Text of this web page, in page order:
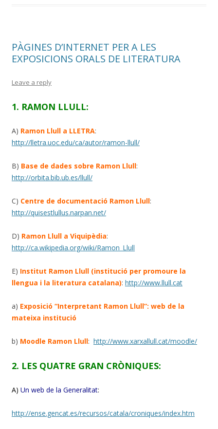
PÀGINES D’INTERNET PER A LES
EXPOSICIONS ORALS DE LITERATURA
Leave a reply
1. RAMON LLULL:
A) Ramon Llull a LLETRA:
http://lletra.uoc.edu/ca/autor/ramon-llull/
B) Base de dades sobre Ramon Llull:
http://orbita.bib.ub.es/llull/
C) Centre de documentació Ramon Llull:
http://quisestlullus.narpan.net/
D) Ramon Llull a Viquipèdia:
http://ca.wikipedia.org/wiki/Ramon_Llull
E) Institut Ramon Llull (institució per promoure la
llengua i la literatura catalana): http://www.llull.cat
a) Exposició “Interpretant Ramon Llull”: web de la
mateixa institució
b) Moodle Ramon Llull: http://www.xarxallull.cat/moodle/
2. LES QUATRE GRAN CRÒNIQUES:
A) Un web de la Generalitat:
http://ense.gencat.es/recursos/catala/croniques/index.htm